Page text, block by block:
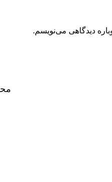
دیدگاهی می‌نویسم.